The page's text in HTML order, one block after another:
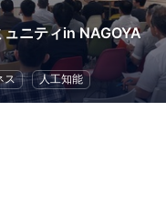
ュニティin NAGOYA
ス 人工知能